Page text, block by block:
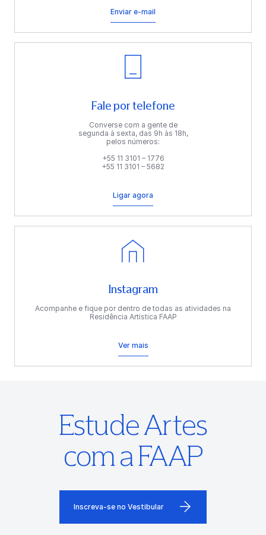
Enviar e-mail
Fale por telefone
Converse com a gente de
segunda à sexta, das 9h às 18h,
pelos números:
+55 11 3101 – 1776
+55 11 3101 – 5682
Ligar agora
Instagram
Acompanhe e fique por dentro de todas as atividades na
Residência Artística FAAP
Ver mais
Estude Artes
com a FAAP
Inscreva-se no Vestibular